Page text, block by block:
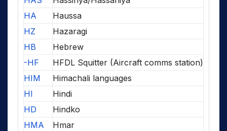
HA
Haussa
HZ
Hazaragi
HB
Hebrew
-HF
HFDL Squitter (Aircraft comms station)
HIM
Himachali languages
HI
Hindi
HD
Hindko
HMA
Hmar